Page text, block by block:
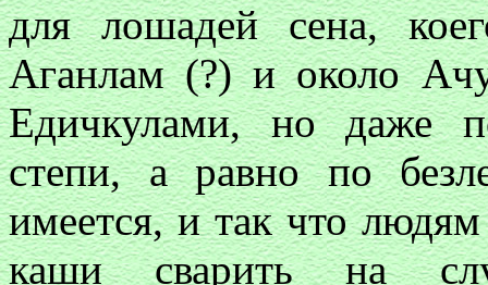
для лошадей сена,
Аганлам (?) и около
Едичкулами, но даже
степи, а равно по
имеется, и так что
каши сварить на